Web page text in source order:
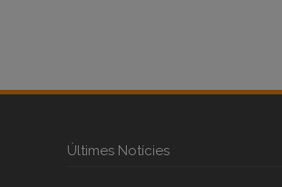
Últimes Notícies